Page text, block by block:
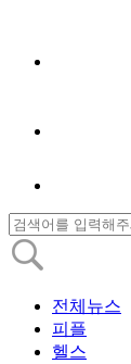
전체뉴스
피플
헬스